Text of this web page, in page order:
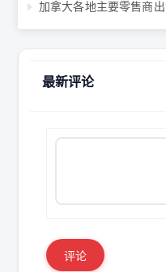
加拿大各地主要零售商
最新评论
评论